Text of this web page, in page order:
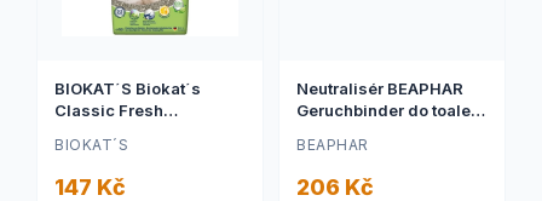
BIOKAT´S Biokat´s
Classic Fresh
BIOKAT´S
147 Kč
Neutralisér BEAPHAR
Geruchbinder do toalet
BEAPHAR
206 Kč